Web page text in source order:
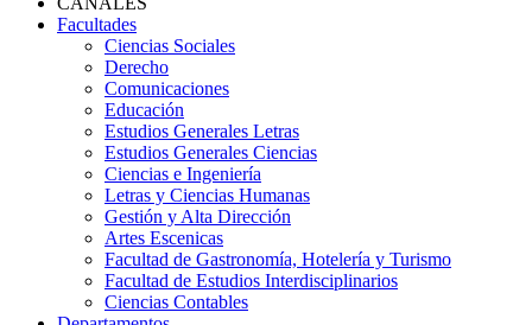
Facultades
Ciencias Sociales
Derecho
Comunicaciones
Educación
Estudios Generales Letras
Estudios Generales Ciencias
Ciencias e Ingeniería
Letras y Ciencias Humanas
Gestión y Alta Dirección
Artes Escenicas
Facultad de Gastronomía, Hotelería y Turismo
Facultad de Estudios Interdisciplinarios
Ciencias Contables